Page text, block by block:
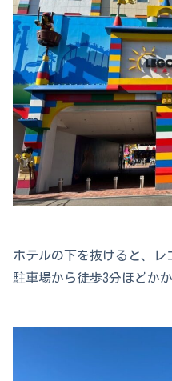
ホテルの下を抜けると、レ
駐車場から徒歩3分ほどかか